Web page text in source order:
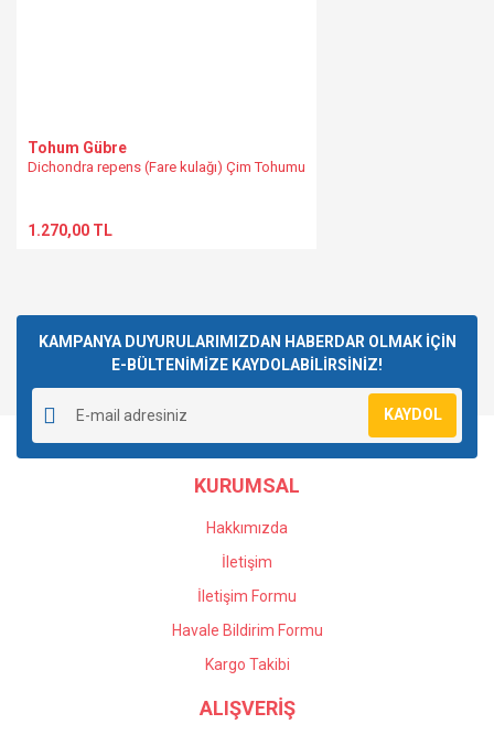
Tohum Gübre
Dichondra repens (Fare kulağı) Çim Tohumu
1.270,00 TL
KAMPANYA DUYURULARIMIZDAN HABERDAR OLMAK İÇİN
E-BÜLTENİMİZE KAYDOLABİLİRSİNİZ!
KAYDOL
KURUMSAL
Hakkımızda
İletişim
İletişim Formu
Havale Bildirim Formu
Kargo Takibi
ALIŞVERİŞ